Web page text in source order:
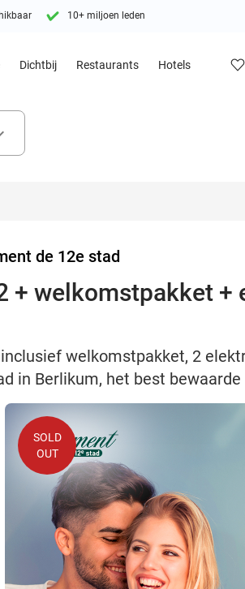
10+ miljoen leden
Dichtbij Restaurants Hotels
de 12e stad
+ welkomstpakket +
welkomstpakket, 2
in Berlikum, het best
SOLD
OUT